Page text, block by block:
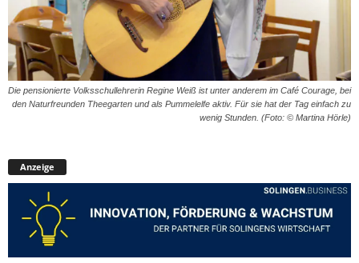
Die pensionierte Volksschullehrerin Regine Weiß ist unter anderem im Café Courage, bei
den Naturfreunden Theegarten und als Pummelelfe aktiv. Für sie hat der Tag einfach zu
wenig Stunden. (Foto: © Martina Hörle)
Anzeige